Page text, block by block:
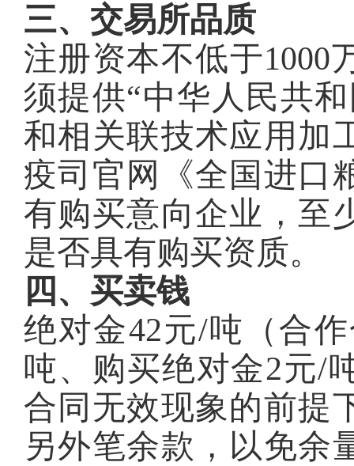
三、交易所品质
注册资本不低于1000
须提供“中华人民共
和相关联技术应用加
疫司官网《全国进口
有购买意向企业，至
是否具有购买资质。
四、买卖钱
绝对金42元/吨（合
吨、购买绝对金2元/
合同无效现象的前提
另外笔余款，以免余